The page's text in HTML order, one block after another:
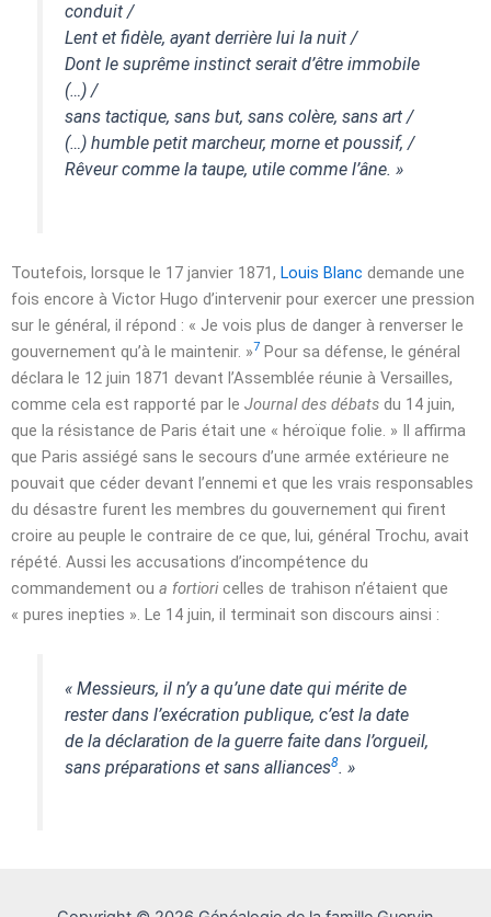
conduit /
Lent et fidèle, ayant derrière lui la nuit /
Dont le suprême instinct serait d’être immobile
(…) /
sans tactique, sans but, sans colère, sans art /
(…) humble petit marcheur, morne et poussif, /
Rêveur comme la taupe, utile comme l’âne. »
Toutefois, lorsque le 17 janvier 1871, Louis Blanc demande une
fois encore à Victor Hugo d’intervenir pour exercer une pression
sur le général, il répond : « Je vois plus de danger à renverser le
gouvernement qu’à le maintenir. »7 Pour sa défense, le général
déclara le 12 juin 1871 devant l’Assemblée réunie à Versailles,
comme cela est rapporté par le Journal des débats du 14 juin,
que la résistance de Paris était une « héroïque folie. » Il affirma
que Paris assiégé sans le secours d’une armée extérieure ne
pouvait que céder devant l’ennemi et que les vrais responsables
du désastre furent les membres du gouvernement qui firent
croire au peuple le contraire de ce que, lui, général Trochu, avait
répété. Aussi les accusations d’incompétence du
commandement ou a fortioricelles de trahison n’étaient que
« pures inepties ». Le 14 juin, il terminait son discours ainsi :
« Messieurs, il n’y a qu’une date qui mérite de
rester dans l’exécration publique, c’est la date
de la déclaration de la guerre faite dans l’orgueil,
sans préparations et sans alliances8. »